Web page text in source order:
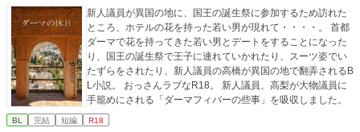
新人議員が異国の地に、国王の誕生祭に参加するため訪れた
ところ、ホテルの花を持った若い男が現れて・・・・。 首都
ダーマで花を持ってきた若い男とデートをすることになった
り、国王の誕生祭で王子に連れていかれたり、スーツ姿でい
たずらをされたり、新人議員の高橋が異国の地で翻弄されるB
L小説。 おっさんラブなR18。 新人議員、高梨が大物議員に
手籠めにされる「ダーマフィバーの些事」を吸収しました。
BL 完結 短編 R18